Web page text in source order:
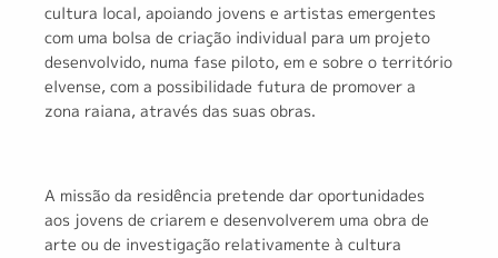
cultura local, apoiando jovens e artistas emergentes
com uma bolsa de criação individual para um projeto
desenvolvido, numa fase piloto, em e sobre o território
elvense, com a possibilidade futura de promover a
zona raiana, através das suas obras.
A missão da residência pretende dar oportunidades
aos jovens de criarem e desenvolverem uma obra de
arte ou de investigação relativamente à cultura